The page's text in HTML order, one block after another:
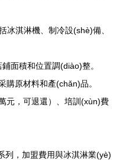
冰淇淋機、制冷設(shè)備、
面積和位置調(diào)整。
購原材料和產(chǎn)品。
元，可退還）、培訓(xùn)費
列，加盟費用與冰淇淋業(yè)